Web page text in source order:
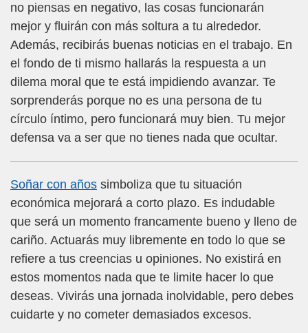
no piensas en negativo, las cosas funcionarán
mejor y fluirán con más soltura a tu alrededor.
Además, recibirás buenas noticias en el trabajo. En
el fondo de ti mismo hallarás la respuesta a un
dilema moral que te está impidiendo avanzar. Te
sorprenderás porque no es una persona de tu
círculo íntimo, pero funcionará muy bien. Tu mejor
defensa va a ser que no tienes nada que ocultar.
Soñar con años simboliza que tu situación
económica mejorará a corto plazo. Es indudable
que será un momento francamente bueno y lleno de
cariño. Actuarás muy libremente en todo lo que se
refiere a tus creencias u opiniones. No existirá en
estos momentos nada que te limite hacer lo que
deseas. Vivirás una jornada inolvidable, pero debes
cuidarte y no cometer demasiados excesos.